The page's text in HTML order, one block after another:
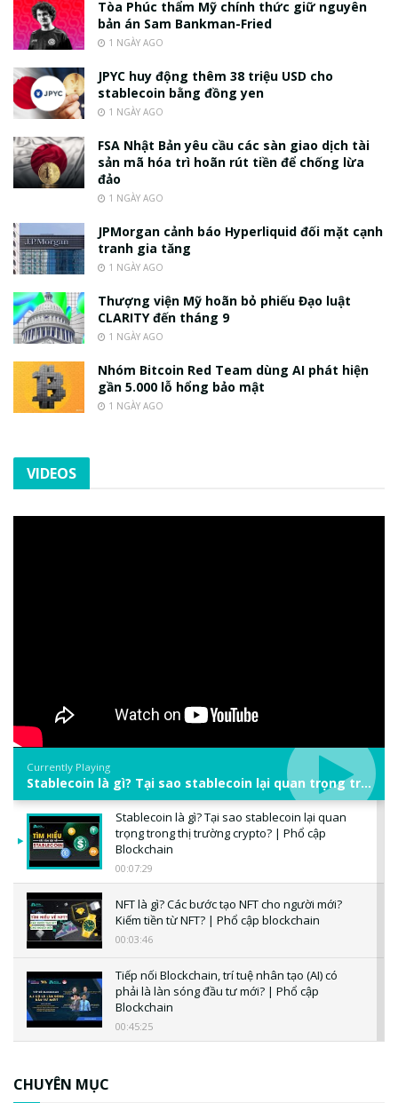
Tòa Phúc thẩm Mỹ chính thức giữ nguyên
bản án Sam Bankman-Fried
1 NGÀY AGO
JPYC huy động thêm 38 triệu USD cho
stablecoin bằng đồng yen
1 NGÀY AGO
FSA Nhật Bản yêu cầu các sàn giao dịch tài
sản mã hóa trì hoãn rút tiền để chống lừa
đảo
1 NGÀY AGO
JPMorgan cảnh báo Hyperliquid đối mặt cạnh
tranh gia tăng
1 NGÀY AGO
Thượng viện Mỹ hoãn bỏ phiếu Đạo luật
CLARITY đến tháng 9
1 NGÀY AGO
Nhóm Bitcoin Red Team dùng AI phát hiện
gần 5.000 lỗ hổng bảo mật
1 NGÀY AGO
VIDEOS
Currently Playing
Stablecoin là gì? Tại sao stablecoin lại quan trọng trong thị trường crypto? | Phổ cập Blockchain
Stablecoin là gì? Tại sao stablecoin lại quan
trọng trong thị trường crypto? | Phổ cập
Blockchain
00:07:29
NFT là gì? Các bước tạo NFT cho người mới?
Kiếm tiền từ NFT? | Phổ cập blockchain
00:03:46
Tiếp nối Blockchain, trí tuệ nhân tạo (AI) có
phải là làn sóng đầu tư mới? | Phổ cập
Blockchain
00:45:25
CHUYÊN MỤC